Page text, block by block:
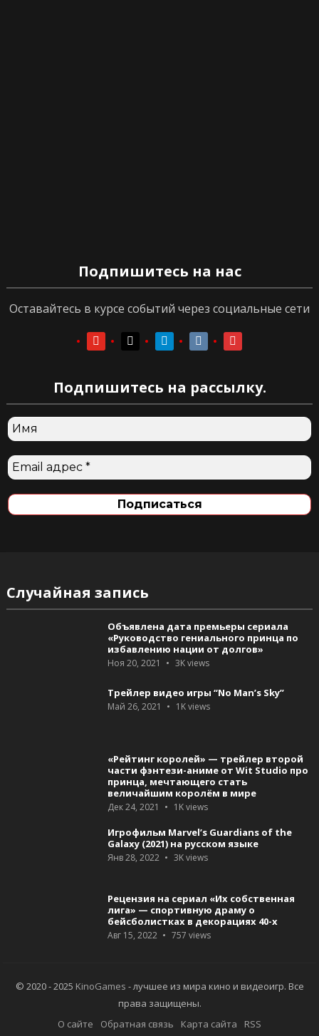
Подпишитесь на нас
Оставайтесь в курсе событий через социальные сети
youtubeyoutubetelegramvkontaktevkontakte
Подпишитесь на рассылку.
Случайная запись
Объявлена дата премьеры сериала
«Руководство гениального принца по
избавлению нации от долгов»
Ноя 20, 2021 3Kviews
Трейлер видео игры “No Man’s Sky”
Май 26, 2021 1Kviews
«Рейтинг королей» — трейлер второй
части фэнтези-аниме от Wit Studio про
принца, мечтающего стать
величайшим королём в мире
Дек 24, 2021 1Kviews
Игрофильм Marvel’s Guardians of the
Galaxy (2021) на русском языке
Янв 28, 2022 3Kviews
Рецензия на сериал «Их собственная
лига» — спортивную драму о
бейсболистках в декорациях 40-х
Авг 15, 2022 757 views
© 2020 - 2025 KinoGames - лучшее из мира кино и видеоигр. Все
права защищены.
О сайте
Обратная связь Карта сайта RSS